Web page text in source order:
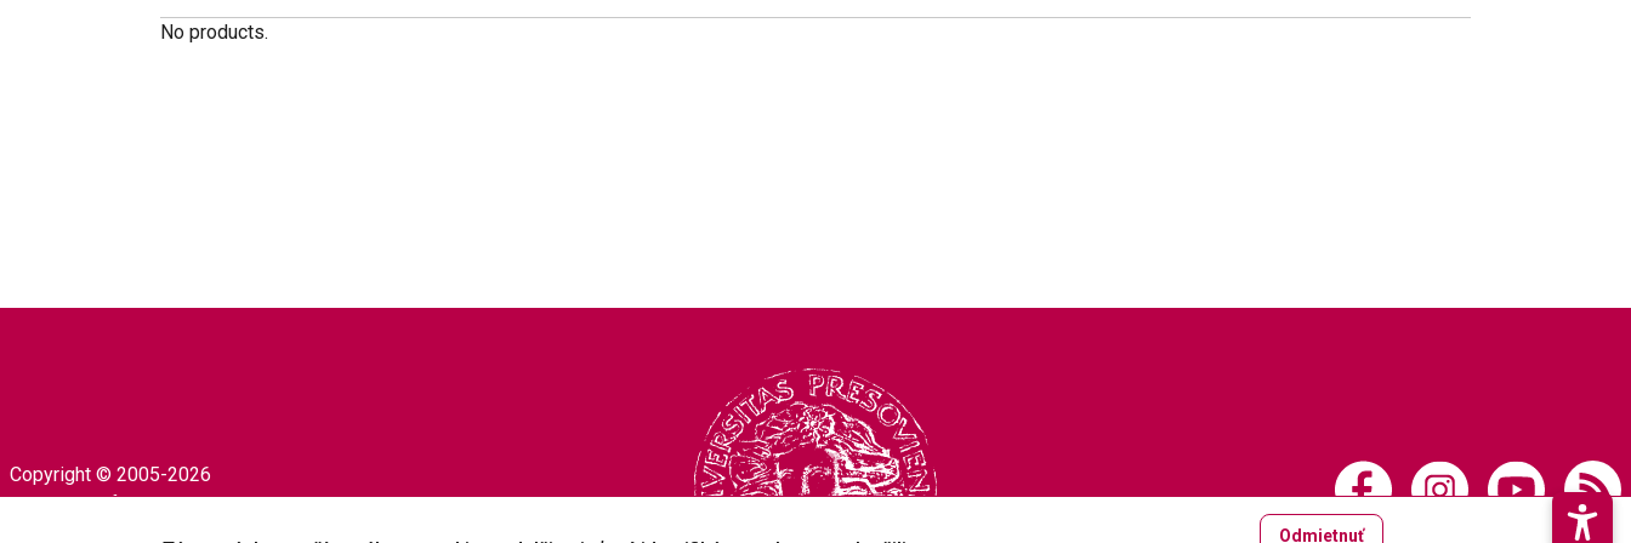
No products.
Copyright © 2005-2026
University of Prešov in Prešov|Created byActivIT
Odmietnuť